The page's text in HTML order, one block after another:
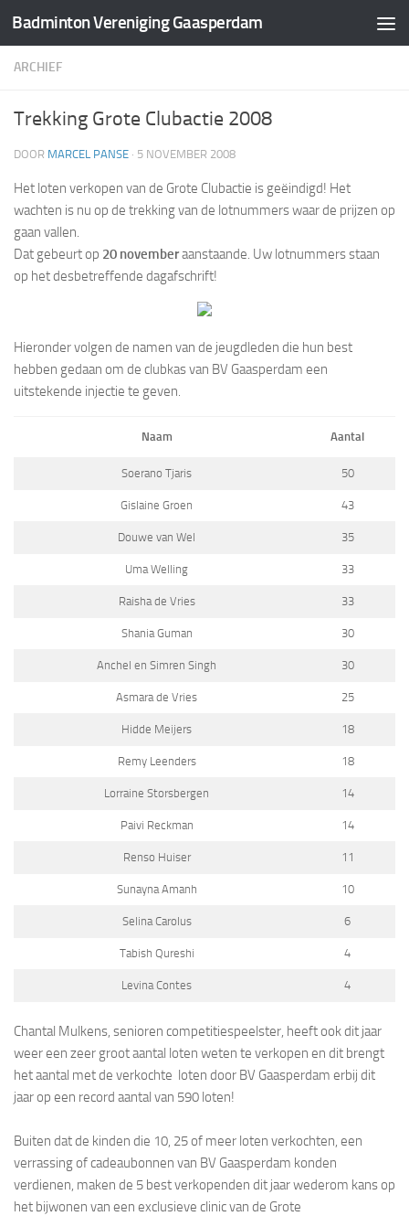
Doorgaan naar inhoud
Badminton Vereniging Gaasperdam
ARCHIEF
Trekking Grote Clubactie 2008
DOOR MARCEL PANSE · 5 NOVEMBER 2008
Het loten verkopen van de Grote Clubactie is geëindigd! Het
wachten is nu op de trekking van de lotnummers waar de prijzen op
gaan vallen.
Dat gebeurt op 20 novemberaanstaande. Uw lotnummers staan
op het desbetreffende dagafschrift!
Hieronder volgen de namen van de jeugdleden die hun best
hebben gedaan om de clubkas van BV Gaasperdam een
uitstekende injectie te geven.
Naam Aantal
Soerano Tjaris 50
Gislaine Groen 43
Douwe van Wel 35
Uma Welling 33
Raisha de Vries 33
Shania Guman 30
Anchel en Simren Singh 30
Asmara de Vries 25
Hidde Meijers 18
Remy Leenders 18
Lorraine Storsbergen 14
Paivi Reckman 14
Renso Huiser 11
Sunayna Amanh 10
Selina Carolus 6
Tabish Qureshi 4
Levina Contes 4
Chantal Mulkens, senioren competitiespeelster, heeft ook dit jaar
weer een zeer groot aantal loten weten te verkopen en dit brengt
het aantal met de verkochte loten door BV Gaasperdam erbij dit
jaar op een record aantal van 590 loten!
Buiten dat de kinden die 10, 25 of meer loten verkochten, een
verrassing of cadeaubonnen van BV Gaasperdam konden
verdienen, maken de 5 best verkopenden dit jaar wederom kans op
het bijwonen van een exclusieve clinic van de Grote